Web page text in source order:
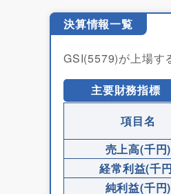
決算情報一覧
GSI(5579)が上場す
主要財務指標
項目名
売上高(千円)
経常利益(千
純利益(千円)